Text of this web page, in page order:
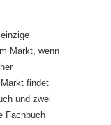
Markt, wenn
findet
und zwei
Fachbuch